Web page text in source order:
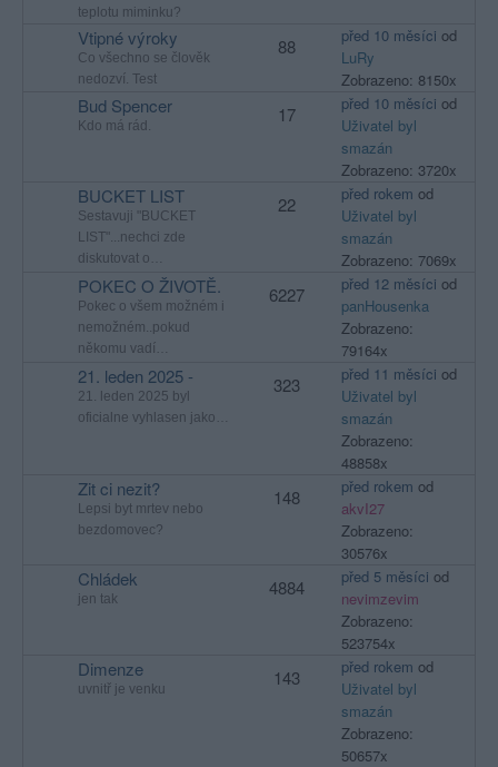
teplotu miminku?
Vtipné výroky
Co všechno se člověk
nedozví. Test
88 před 10 měsíci od
LuRy
Zobrazeno: 8150x
Bud Spencer
Kdo má rád. 17 před 10 měsíci od
Uživatel byl
smazán
Zobrazeno: 3720x
BUCKET LIST
Sestavuji "BUCKET
LIST"...nechci zde
diskutovat o…
22 před rokem od
Uživatel byl
smazán
Zobrazeno: 7069x
POKEC O ŽIVOTĚ.
Pokec o všem možném i
nemožném..pokud
někomu vadí…
6227 před 12 měsíci od
panHousenka
Zobrazeno:
79164x
21. leden 2025 -
21. leden 2025 byl
oficialne vyhlasen jako…
323 před 11 měsíci od
Uživatel byl
smazán
Zobrazeno:
48858x
Zit ci nezit?
Lepsi byt mrtev nebo
bezdomovec?
148 před rokem od
akvI27
Zobrazeno:
30576x
Chládek
jen tak 4884 před 5 měsíci od
nevimzevim
Zobrazeno:
523754x
Dimenze
uvnitř je venku 143 před rokem od
Uživatel byl
smazán
Zobrazeno:
50657x